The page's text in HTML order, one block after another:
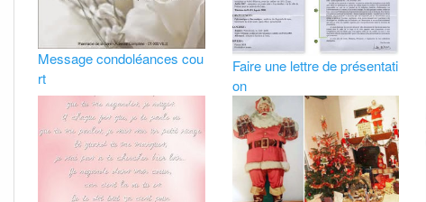
Message condoléances cou
rt
Faire une lettre de présentati
on